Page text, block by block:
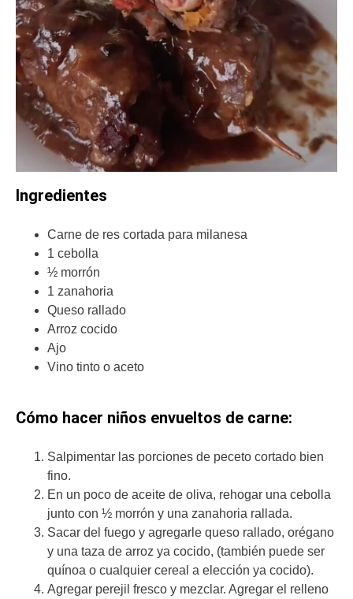
Ingredientes
Carne de res cortada para milanesa
1 cebolla
½ morrón
1 zanahoria
Queso rallado
Arroz cocido
Ajo
Vino tinto o aceto
Cómo hacer niños envueltos de carne:
Salpimentar las porciones de peceto cortado bien
fino.
En un poco de aceite de oliva, rehogar una cebolla
junto con ½ morrón y una zanahoria rallada.
Sacar del fuego y agregarle queso rallado, orégano
y una taza de arroz ya cocido, (también puede ser
quínoa o cualquier cereal a elección ya cocido).
Agregar perejil fresco y mezclar. Agregar el relleno